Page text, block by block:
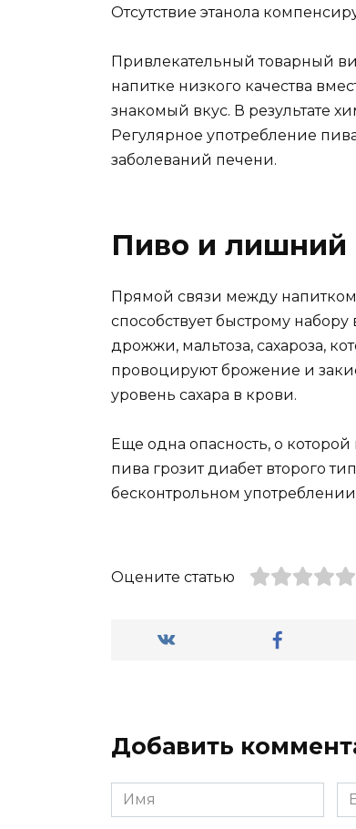
Отсутствие этанола
Привлекательный товарный
напитке низкого качества
знакомый вкус. В результате
Регулярное употребление
заболеваний печени.
Пиво и лишний
Прямой связи между
способствует быстрому
дрожжи, мальтоза, сахароза,
провоцируют брожение и
уровень сахара в крови.
Еще одна опасность, о
пива грозит диабет второго
бесконтрольном
Оцените статью
Добавить
Имя
*
*